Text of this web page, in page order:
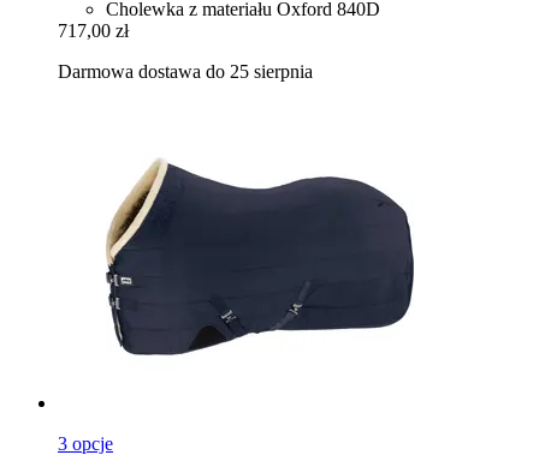
Cholewka z materiału Oxford 840D
717,00 zł
Darmowa dostawa do 25 sierpnia
3 opcje